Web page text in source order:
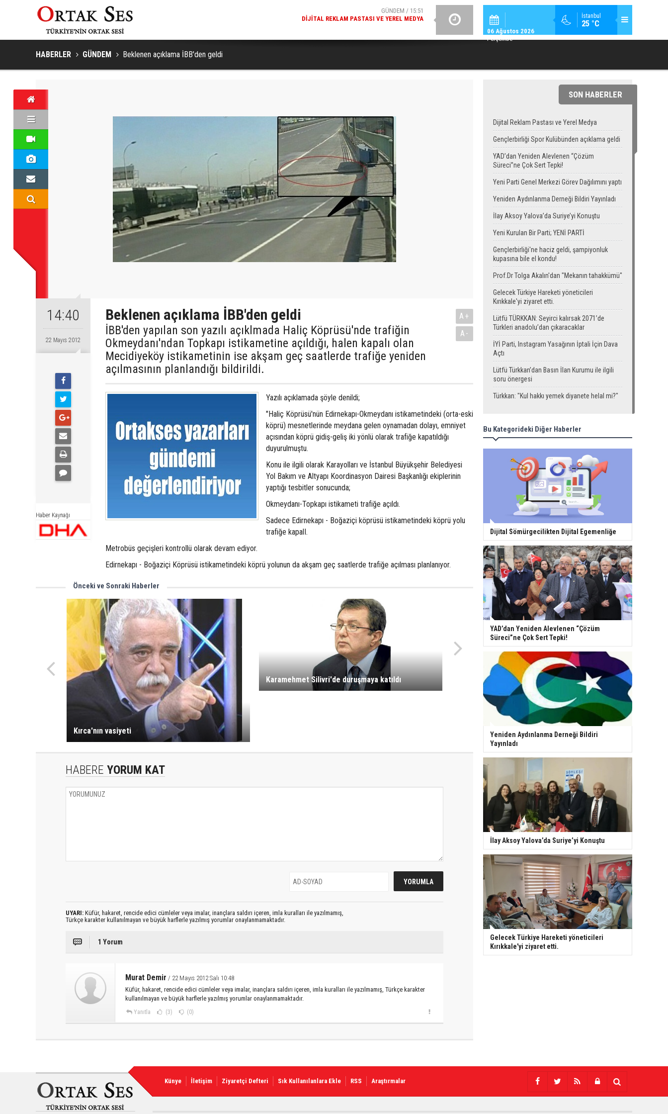
İstanbul
25 °C
06 Ağustos 2026
Perşembe
SPOR / 14:20
YAD’DAN YENIDEN ALEVLENEN “ÇÖZÜM SÜRECI”NE ÇOK SERT
HABERLER GÜNDEM Beklenen açıklama İBB'den geldi
14:40
22 Mayıs 2012
Haber Kaynağı
Beklenen açıklama İBB'den geldi
İBB'den yapılan son yazılı açıklmada Haliç Köprüsü'nde trafiğin
Okmeydanı'ndan Topkapı istikametine açıldığı, halen kapalı olan
Mecidiyeköy istikametinin ise akşam geç saatlerde trafiğe yeniden
açılmasının planlandığı bildirildi.
A+
A-
Yazılı açıklamada şöyle denildi;
"Haliç Köprüsü'nün Edirnekapı-Okmeydanı istikametindeki (orta-eski
köprü) mesnetlerinde meydana gelen oynamadan dolayı, emniyet
açısından köprü gidiş-geliş iki yönlü olarak trafiğe kapatıldığı
duyurulmuştu.
Konu ile ilgili olarak Karayolları ve İstanbul Büyükşehir Belediyesi
Yol Bakım ve Altyapı Koordinasyon Dairesi Başkanlığı ekiplerinin
yaptığı tesbitler sonucunda;
Okmeydanı-Topkapı istikameti trafiğe açıldı.
Sadece Edirnekapı - Boğaziçi köprüsü istikametindeki köprü yolu
trafiğe kapalI.
Metrobüs geçişleri kontrollü olarak devam ediyor.
Edirnekapı - Boğaziçi Köprüsü istikametindeki köprü yolunun da akşam geç saatlerde trafiğe açılması planlanıyor.
Önceki ve Sonraki Haberler
Kırca'nın vasiyeti
Karamehmet Silivri'de duruşmaya katıldı
HABERE YORUM KAT
UYARI: Küfür, hakaret, rencide edici cümleler veya imalar, inançlara saldırı içeren, imla kuralları ile yazılmamış,
Türkçe karakter kullanılmayan ve büyük harflerle yazılmış yorumlar onaylanmamaktadır.
1 Yorum
Murat Demir / 22 Mayıs 2012 Salı 10:48
Küfür, hakaret, rencide edici cümleler veya imalar, inançlara saldırı içeren, imla kuralları ile yazılmamış, Türkçe karakter
kullanılmayan ve büyük harflerle yazılmış yorumlar onaylanmamaktadır.
Yanıtla (3) (0)
SON HABERLER
Dijital Reklam Pastası ve Yerel Medya
Gençlerbirliği Spor Kulübünden açıklama geldi
YAD’dan Yeniden Alevlenen “Çözüm
Süreci”ne Çok Sert Tepki!
Yeni Parti Genel Merkezi Görev Dağılımını yaptı
Yeniden Aydınlanma Derneği Bildiri Yayınladı
İlay Aksoy Yalova’da Suriye’yi Konuştu
Yeni Kurulan Bir Parti; YENİ PARTİ
Gençlerbirliği'ne haciz geldi, şampiyonluk
kupasına bile el kondu!
Prof.Dr Tolga Akalın'dan "Mekanın tahakkümü"
Gelecek Türkiye Hareketi yöneticileri
Kırıkkale'yi ziyaret etti.
Lütfü TÜRKKAN: Seyirci kalırsak 2071’de
Türkleri anadolu’dan çıkaracaklar
İYİ Parti, Instagram Yasağının İptali İçin Dava
Açtı
Lütfü Türkkan’dan Basın İlan Kurumu ile ilgili
soru önergesi
Türkkan: "Kul hakkı yemek diyanete helal mi?"
Bu Kategorideki Diğer Haberler
Dijital Sömürgecilikten Dijital Egemenliğe
YAD’dan Yeniden Alevlenen “Çözüm
Süreci”ne Çok Sert Tepki!
Yeniden Aydınlanma Derneği Bildiri
Yayınladı
İlay Aksoy Yalova’da Suriye’yi Konuştu
Gelecek Türkiye Hareketi yöneticileri
Kırıkkale'yi ziyaret etti.
Künye İletişim Ziyaretçi Defteri Sık Kullanılanlara Ekle RSS Araştırmalar